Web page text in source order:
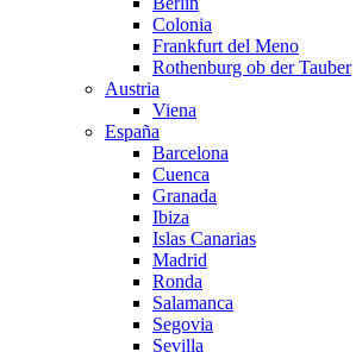
Colonia
Frankfurt del Meno
Rothenburg ob der Tauber
Austria
Viena
España
Barcelona
Cuenca
Granada
Ibiza
Islas Canarias
Madrid
Ronda
Salamanca
Segovia
Sevilla